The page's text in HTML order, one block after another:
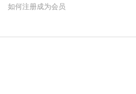
如何注册成为会员